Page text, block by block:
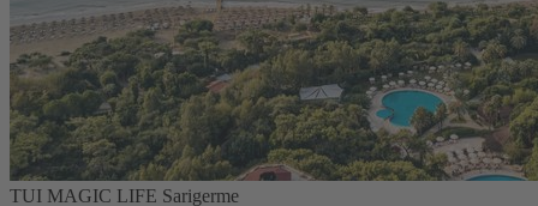
TUI MAGIC LIFE Sarigerme